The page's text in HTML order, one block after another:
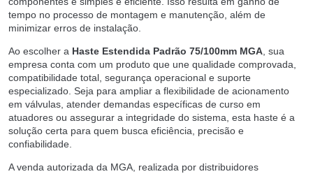
tempo no processo de montagem e manutenção, além de
minimizar erros de instalação.
Ao escolher a Haste Estendida Padrão 75/100mm MGA , sua
empresa conta com um produto que une qualidade comprovada,
compatibilidade total, segurança operacional e suporte
especializado. Seja para ampliar a flexibilidade de acionamento
em válvulas, atender demandas específicas de curso em
atuadores ou assegurar a integridade do sistema, esta haste é a
solução certa para quem busca eficiência, precisão e
confiabilidade.
A venda autorizada da MGA, realizada por distribuidores